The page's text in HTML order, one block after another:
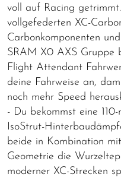
voll auf Racing
vollgefederten XC-
Carbonkomponenten
SRAM X0 AXS Gruppe
Flight Attendant
deine Fahrweise an,
noch mehr Speed
- Du bekommst eine
IsoStrut-
beide in Kombination
Geometrie die
moderner XC-Strecken